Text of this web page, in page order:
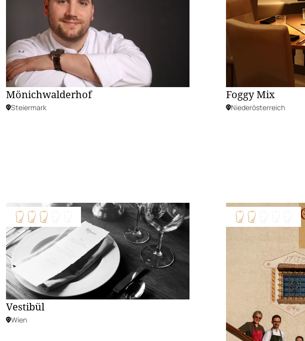
Mönichwalderhof
Steiermark
Foggy Mix
Niederösterreich
Vestibül
Wien